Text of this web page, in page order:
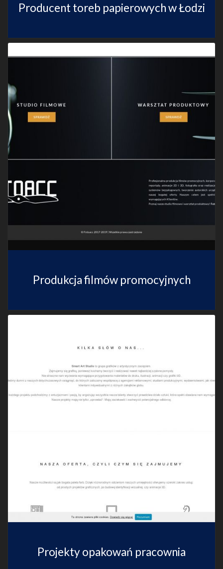
Producent toreb papierowych w Łodzi
Produkcja filmów promocyjnych
Projekty opakowań pracownia